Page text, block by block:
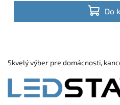
Do
spoľahlivý UV výkon pri
Skvelý výber pre domácnosti,